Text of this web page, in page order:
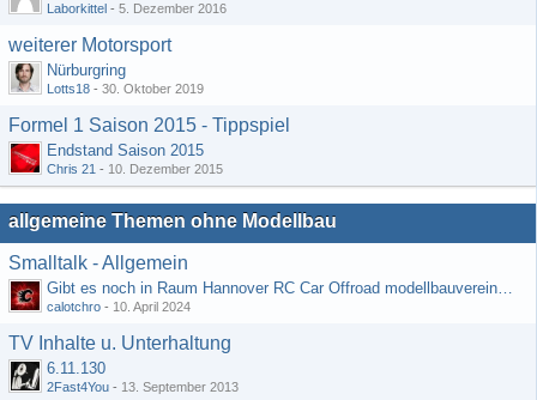
Laborkittel - 5. Dezember 2016
weiterer Motorsport
Nürburgring
Lotts18 - 30. Oktober 2019
Formel 1 Saison 2015 - Tippspiel
Endstand Saison 2015
Chris 21 - 10. Dezember 2015
allgemeine Themen ohne Modellbau
Smalltalk - Allgemein
Gibt es noch in Raum Hannover RC Car Offroad modellbauvereine, habe selbst schon gegoogelt aber erfolglos
calotchro - 10. April 2024
TV Inhalte u. Unterhaltung
6.11.130
2Fast4You - 13. September 2013